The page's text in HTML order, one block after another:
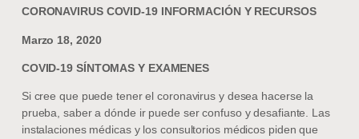
CORONAVIRUS COVID-19 INFORMACIÓN Y RECURSOS
Marzo 18, 2020
COVID-19 SÍNTOMAS Y EXAMENES
Si cree que puede tener el coronavirus y desea hacerse la
prueba, saber a dónde ir puede ser confuso y desafiante. Las
instalaciones médicas y los consultorios médicos piden que